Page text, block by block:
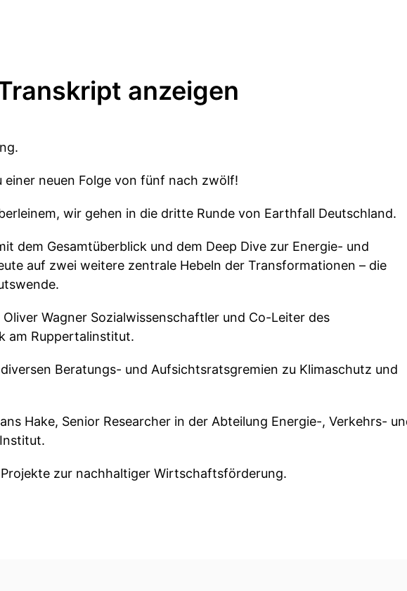
anzeigen
neuen Folge von fünf nach zwölf!
wir gehen in die dritte Runde von Earthfall Deutschland.
dem Gesamtüberblick und dem Deep Dive zur Energie- und
auf zwei weitere zentrale Hebeln der Transformationen – die
Wagner Sozialwissenschaftler und Co-Leiter des
am Ruppertalinstitut.
Beratungs- und Aufsichtsratsgremien zu Klimaschutz und
Hake, Senior Researcher in der Abteilung Energie-, Verkehrs-
zur nachhaltiger Wirtschaftsförderung.